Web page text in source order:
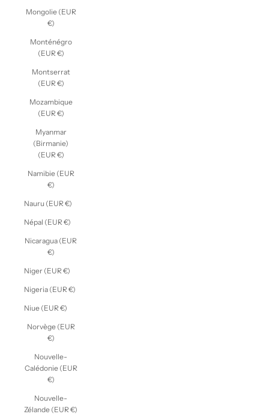
Mongolie (EUR
€)
Monténégro
(EUR €)
Montserrat
(EUR €)
Mozambique
(EUR €)
Myanmar
(Birmanie)
(EUR €)
Namibie (EUR
€)
Nauru (EUR €)
Népal (EUR €)
Nicaragua (EUR
€)
Niger (EUR €)
Nigeria (EUR €)
Niue (EUR €)
Norvège (EUR
€)
Nouvelle-
Calédonie (EUR
€)
Nouvelle-
Zélande (EUR €)